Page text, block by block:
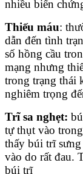
nhiều biến
Thiếu máu:
dẫn đến tình
số hồng cầu
mạng nhưng
trong trạng thái
nghiêm trọng
Trĩ sa nghẹt:
tự thụt vào
thấy búi trĩ
vào do rất đau.
búi trĩ